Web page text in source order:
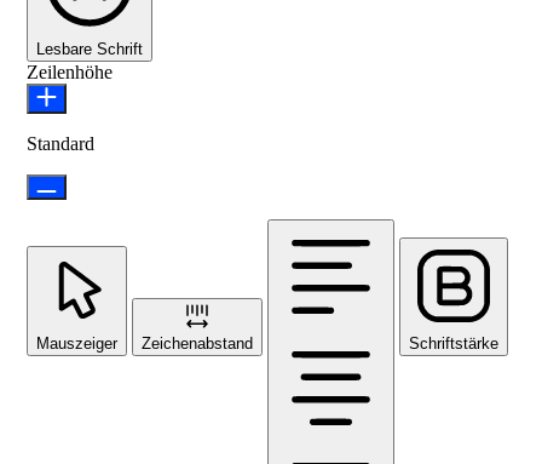
Lesbare Schrift
Zeilenhöhe
Standard
Mauszeiger Zeichenabstand Schriftstärke